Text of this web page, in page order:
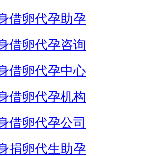
借卵代孕助孕
借卵代孕咨询
借卵代孕中心
借卵代孕机构
借卵代孕公司
捐卵代生助孕